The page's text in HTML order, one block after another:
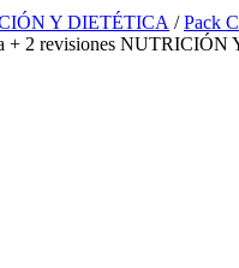
Y DIETÉTICA /Pack
+ 2 revisiones